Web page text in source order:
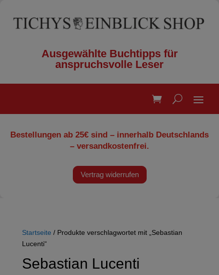
Ausgewählte Buchtipps für
anspruchsvolle Leser
Bestellungen ab 25€ sind – innerhalb Deutschlands
– versandkostenfrei.
Vertrag widerrufen
Startseite / Produkte verschlagwortet mit „Sebastian
Lucenti“
Sebastian Lucenti